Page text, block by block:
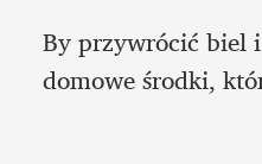
By przywrócić biel i
domowe środki,